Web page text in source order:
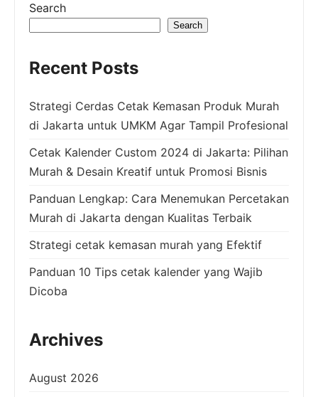
Search
Search
Recent Posts
Strategi Cerdas Cetak Kemasan Produk Murah
di Jakarta untuk UMKM Agar Tampil Profesional
Cetak Kalender Custom 2024 di Jakarta: Pilihan
Murah & Desain Kreatif untuk Promosi Bisnis
Panduan Lengkap: Cara Menemukan Percetakan
Murah di Jakarta dengan Kualitas Terbaik
Strategi cetak kemasan murah yang Efektif
Panduan 10 Tips cetak kalender yang Wajib
Dicoba
Archives
August 2026